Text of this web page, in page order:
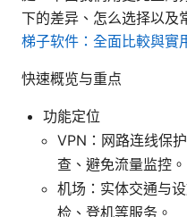
下的差异、怎么选择以及
梯子软件：全面比較與實
快速概览与重点
功能定位
VPN：网路连线保
查、避免流量监控。
机场：实体交通与
检、登机等服务。